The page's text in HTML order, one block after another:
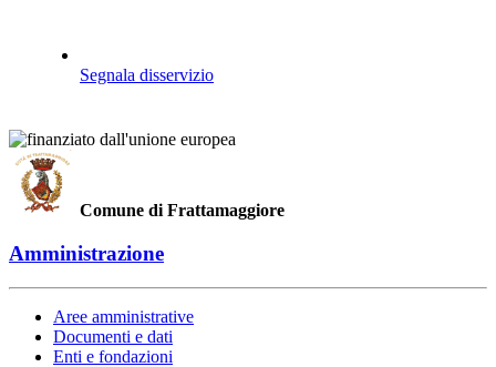
Segnala disservizio
Comune di Frattamaggiore
Amministrazione
Aree amministrative
Documenti e dati
Enti e fondazioni